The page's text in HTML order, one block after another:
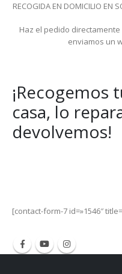
RECOGIDA EN DOMICILIO EN
Haz el pedido directamente
enviamos un
¡Recogemos
casa, lo
devolvemos!
[contact-form-7 id=»1546″